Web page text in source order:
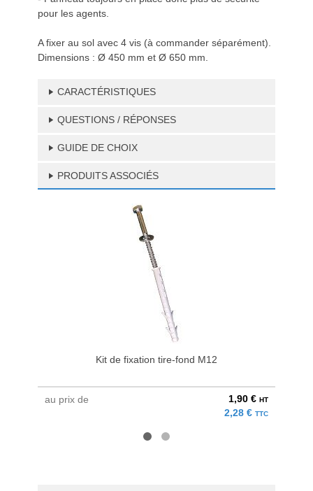
pour les agents.
A fixer au sol avec 4 vis (à commander séparément).
Dimensions : Ø 450 mm et Ø 650 mm.
CARACTÉRISTIQUES
QUESTIONS / RÉPONSES
GUIDE DE CHOIX
PRODUITS ASSOCIÉS
Kit de fixation tire-fond M12
au prix de 1,90 € HT
2,28 € TTC